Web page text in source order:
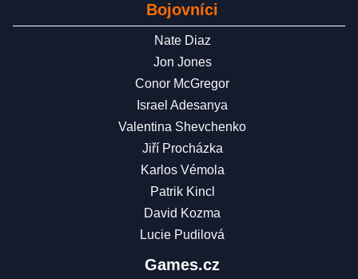
Bojovníci
Nate Diaz
Jon Jones
Conor McGregor
Israel Adesanya
Valentina Shevchenko
Jiří Procházka
Karlos Vémola
Patrik Kincl
David Kozma
Lucie Pudilová
Games.cz